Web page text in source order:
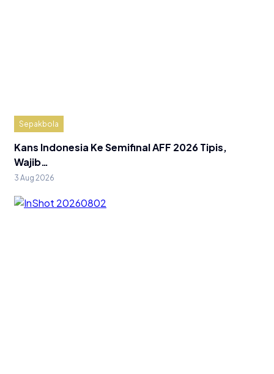
Sepakbola
Kans Indonesia Ke Semifinal AFF 2026 Tipis,
Wajib…
3 Aug 2026